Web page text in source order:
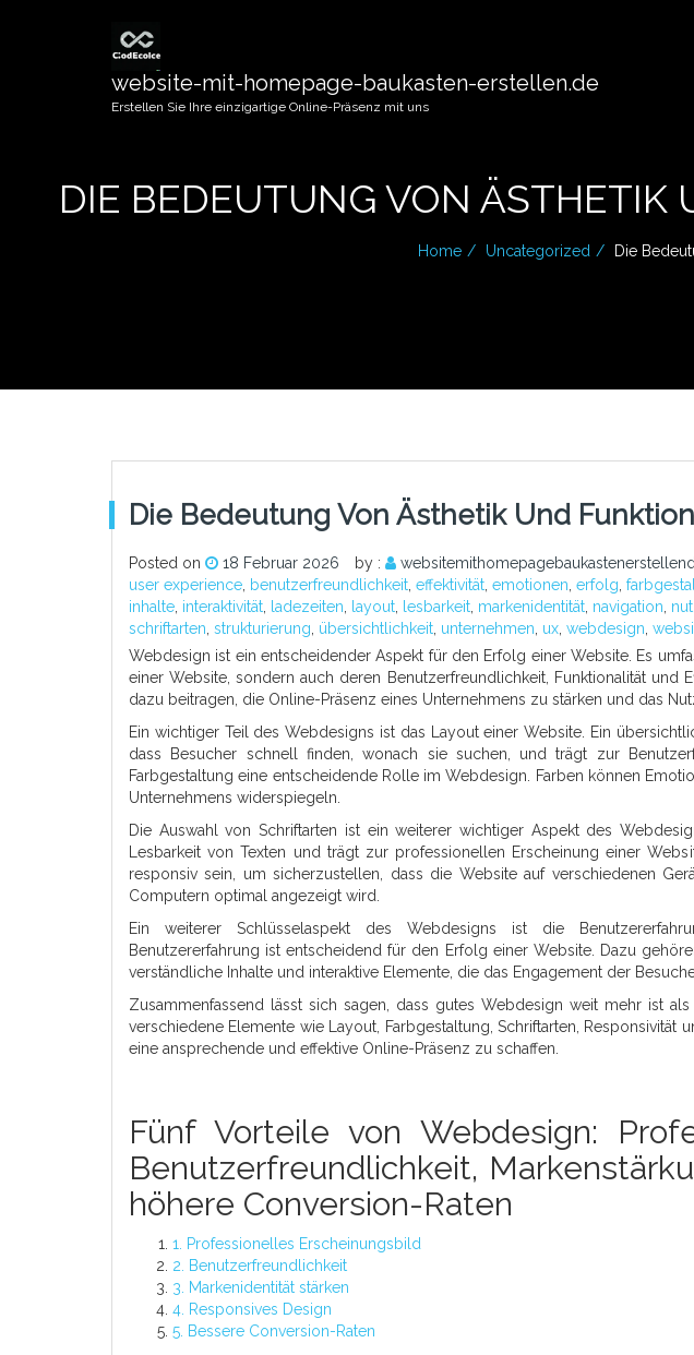
website-mit-homepage-baukasten-erstellen.de
Erstellen Sie Ihre einzigartige Online-Präsenz mit uns
DIE BEDEUTUNG VON
Home Uncategorized Die
Die Bedeutung Von Ästhetik Und
Posted on 18 Februar 2026 by :
user experience benutzerfreundlichkeit effektivität emotionen erfolg
inhalte interaktivität ladezeiten layout lesbarkeit markenidentität navigation
schriftarten strukturierung übersichtlichkeit unternehmen ux webdesign
Webdesign ist ein entscheidender Aspekt für den Erfolg einer Website. Es
einer Website, sondern auch deren Benutzerfreundlichkeit, Funktionalität und
dazu beitragen, die Online-Präsenz eines Unternehmens zu stärken und das
Ein wichtiger Teil des Webdesigns ist das Layout einer Website. Ein
dass Besucher schnell finden, wonach sie suchen, und trägt zur
Farbgestaltung eine entscheidende Rolle im Webdesign. Farben können
Unternehmens widerspiegeln.
Die Auswahl von Schriftarten ist ein weiterer wichtiger Aspekt des
Lesbarkeit von Texten und trägt zur professionellen Erscheinung einer
responsiv sein, um sicherzustellen, dass die Website auf verschiedenen
Computern optimal angezeigt wird.
Ein weiterer Schlüsselaspekt des Webdesigns ist die
Benutzererfahrung ist entscheidend für den Erfolg einer Website. Dazu
verständliche Inhalte und interaktive Elemente, die das Engagement der
Zusammenfassend lässt sich sagen, dass gutes Webdesign weit mehr ist
verschiedene Elemente wie Layout, Farbgestaltung, Schriftarten, Responsivität
eine ansprechende und effektive Online-Präsenz zu schaffen.
Fünf Vorteile von Webdesign:
Benutzerfreundlichkeit,
höhere Conversion-Raten
1. Professionelles Erscheinungsbild
2. Benutzerfreundlichkeit
3. Markenidentität stärken
4. Responsives Design
5. Bessere Conversion-Raten